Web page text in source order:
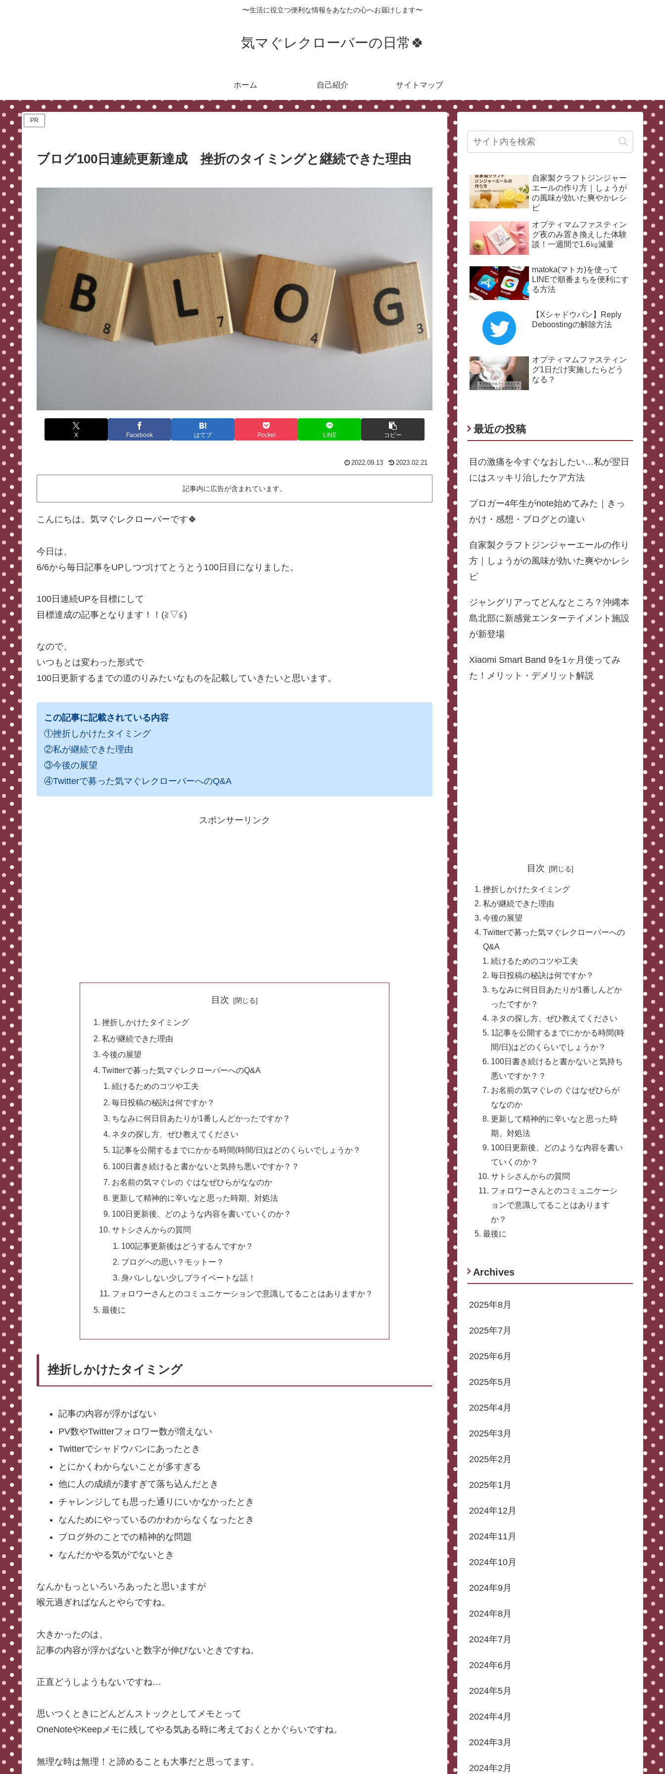
〜生活に役立つ便利な情報をあなたの心へお届けします〜
気マぐレクローバーの日常🍀
ホーム 自己紹介 サイトマップ
PR
ブログ100日連続更新達成 挫折のタイミングと継続できた理由
X Facebook はてブ Pocket LINE コピー
2022.09.13 2023.02.21
記事内に広告が含まれています。
こんにちは。気マぐレクローバーです🍀
今日は、
6/6から毎日記事をUPしつづけてとうとう100日目になりました。
100日連続UPを目標にして
目標達成の記事となります！！(≧▽≦)
なので、
いつもとは変わった形式で
100日更新するまでの道のりみたいなものを記載していきたいと思います。
この記事に記載されている内容
①挫折しかけたタイミング
②私が継続できた理由
③今後の展望
④Twitterで募った気マぐレクローバーへのQ&A
スポンサーリンク
目次
挫折しかけたタイミング
私が継続できた理由
今後の展望
Twitterで募った気マぐレクローバーへのQ&A
続けるためのコツや工夫
毎日投稿の秘訣は何ですか？
ちなみに何日目あたりが1番しんどかったですか？
ネタの探し方、ぜひ教えてください
1記事を公開するまでにかかる時間(時間/日)はどのくらいでしょうか？
100日書き続けると書かないと気持ち悪いですか？？
お名前の気マぐレの ぐはなぜひらがななのか
更新して精神的に辛いなと思った時期、対処法
100日更新後、どのような内容を書いていくのか？
サトシさんからの質問
100記事更新後はどうするんですか？
ブログへの思い？モットー？
身バレしない少しプライベートな話！
フォロワーさんとのコミュニケーションで意識してることはありますか？
最後に
挫折しかけたタイミング
記事の内容が浮かばない
PV数やTwitterフォロワー数が増えない
Twitterでシャドウバンにあったとき
とにかくわからないことが多すぎる
他に人の成績が凄すぎて落ち込んだとき
チャレンジしても思った通りにいかなかったとき
なんためにやっているのかわからなくなったとき
ブログ外のことでの精神的な問題
なんだかやる気がでないとき
なんかもっといろいろあったと思いますが
喉元過ぎればなんとやらですね。
大きかったのは、
記事の内容が浮かばないと数字が伸びないときですね。
正直どうしようもないですね…
思いつくときにどんどんストックとしてメモとって
OneNoteやKeepメモに残してやる気ある時に考えておくとかぐらいですね。
無理な時は無理！と諦めることも大事だと思ってます。
自家製クラフトジンジャー
エールの作り方｜しょうが
の風味が効いた爽やかレシ
ピ
オプティマムファスティン
グ夜のみ置き換えした体験
談！一週間で1.6㎏減量
matoka(マトカ)を使って
LINEで順番まちを便利にす
る方法
【Xシャドウバン】Reply
Deboostingの解除方法
オプティマムファスティン
グ1日だけ実施したらどう
なる？
最近の投稿
目の激痛を今すぐなおしたい…私が翌日
にはスッキリ治したケア方法
ブロガー4年生がnote始めてみた｜きっ
かけ・感想・ブログとの違い
自家製クラフトジンジャーエールの作り
方｜しょうがの風味が効いた爽やかレシ
ピ
ジャングリアってどんなところ？沖縄本
島北部に新感覚エンターテイメント施設
が新登場
Xiaomi Smart Band 9を1ヶ月使ってみ
た！メリット・デメリット解説
目次
挫折しかけたタイミング
私が継続できた理由
今後の展望
Twitterで募った気マぐレクローバーへの
Q&A
続けるためのコツや工夫
毎日投稿の秘訣は何ですか？
ちなみに何日目あたりが1番しんどか
ったですか？
ネタの探し方、ぜひ教えてください
1記事を公開するまでにかかる時間(時
間/日)はどのくらいでしょうか？
100日書き続けると書かないと気持ち
悪いですか？？
お名前の気マぐレの ぐはなぜひらが
ななのか
更新して精神的に辛いなと思った時
期、対処法
100日更新後、どのような内容を書い
ていくのか？
サトシさんからの質問
フォロワーさんとのコミュニケーシ
ョンで意識してることはあります
か？
最後に
Archives
2025年8月
2025年7月
2025年6月
2025年5月
2025年4月
2025年3月
2025年2月
2025年1月
2024年12月
2024年11月
2024年10月
2024年9月
2024年8月
2024年7月
2024年6月
2024年5月
2024年4月
2024年3月
2024年2月